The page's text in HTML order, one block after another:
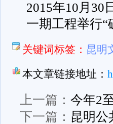
2015年10月30
一期工程举行
关键词标签： 昆明
本文章链接地址：
上一篇： 今年2
下一篇： 昆明公